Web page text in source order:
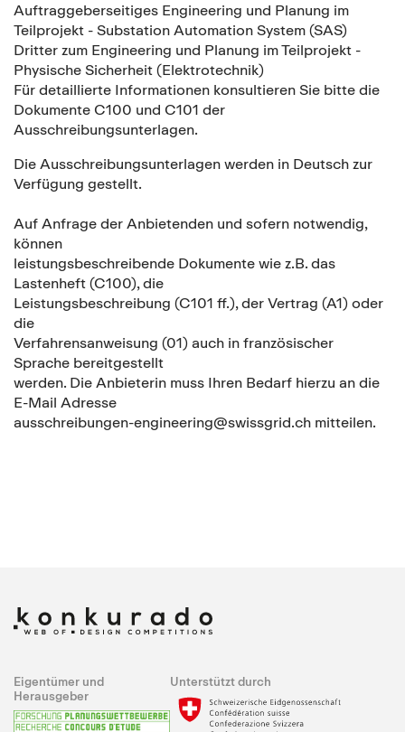
Auftraggeberseitiges Engineering und Planung im
Teilprojekt - Substation Automation System (SAS)
Dritter zum Engineering und Planung im Teilprojekt -
Physische Sicherheit (Elektrotechnik)
Für detaillierte Informationen konsultieren Sie bitte die
Dokumente C100 und C101 der
Ausschreibungsunterlagen.
Die Ausschreibungsunterlagen werden in Deutsch zur
Verfügung gestellt.
Auf Anfrage der Anbietenden und sofern notwendig,
können
leistungsbeschreibende Dokumente wie z.B. das
Lastenheft (C100), die
Leistungsbeschreibung (C101 ff.), der Vertrag (A1) oder
die
Verfahrensanweisung (01) auch in französischer
Sprache bereitgestellt
werden. Die Anbieterin muss Ihren Bedarf hierzu an die
E-Mail Adresse
ausschreibungen-engineering@swissgrid.ch mitteilen.
Eigentümer und
Herausgeber
Unterstützt durch